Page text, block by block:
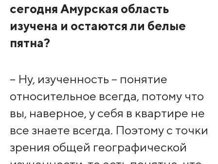
сегодня Амурская область
изучена и остаются ли белые
пятна?
– Ну, изученность – понятие
относительное всегда, потому что
вы, наверное, у себя в квартире не
все знаете всегда. Поэтому с точки
зрения общей географической